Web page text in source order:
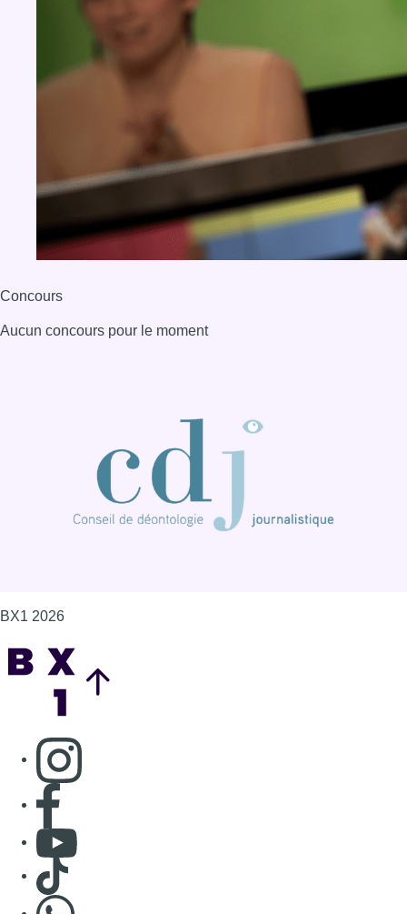
Concours
Aucun concours pour le moment
BX1 2026
Consulter page Instagram
Consulter page Facebook
Consulter Youtube
Consulter TikTok